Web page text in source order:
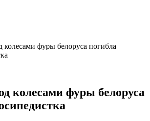
фуры белоруса погибла
колесами фуры белоруса